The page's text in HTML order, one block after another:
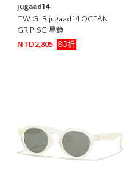
jugaad14
TW GLR jugaad14 OCEAN
GRIP SG 墨鏡
NTD2,805
85折